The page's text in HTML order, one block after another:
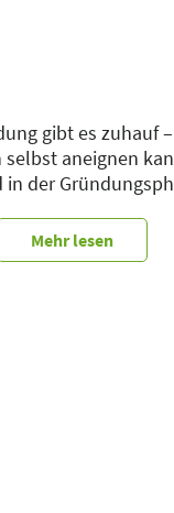
gibt es zuhauf
aneignen
der
Mehr lesen